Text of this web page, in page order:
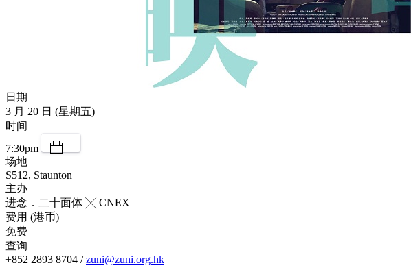
日期
3 月 20 日 (星期五)
时间
7:30pm
场地
S512, Staunton
主办
进念．二十面体 ╳ CNEX
费用 (港币)
免费
查询
+852 2893 8704 /zuni@zuni.org.hk